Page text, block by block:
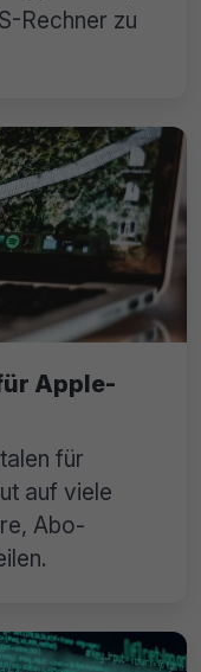
Rechner zu
Apple-
für
auf viele
Abo-